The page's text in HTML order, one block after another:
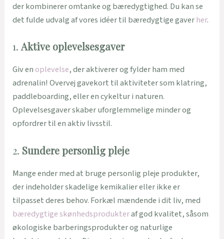
der kombinerer omtanke og bæredygtighed. Du kan se
det fulde udvalg af vores idéer til bæredygtige gaverher.
1.Aktive oplevelsesgaver
Giv en oplevelse, der aktiverer og fylder ham med
adrenalin! Overvej gavekort til aktiviteter som klatring,
paddleboarding, eller en cykeltur i naturen.
Oplevelsesgaver skaber uforglemmelige minder og
opfordrer til en aktiv livsstil.
2. Sundere personlig pleje
Mange ender med at bruge personlig pleje produkter,
der indeholder skadelige kemikalier eller ikke er
tilpasset deres behov. Forkæl mændende i dit liv, med
bæredygtige skønhedsprodukteraf god kvalitet, såsom
økologiske barberingsprodukter og naturlige